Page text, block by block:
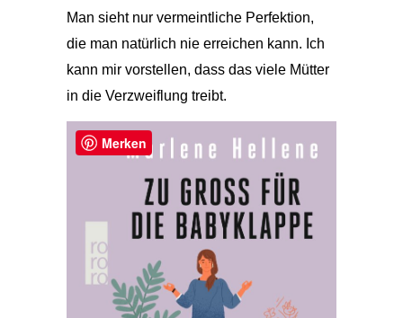
Man sieht nur vermeintliche Perfektion,
die man natürlich nie erreichen kann. Ich
kann mir vorstellen, dass das viele Mütter
in die Verzweiflung treibt.
Merken